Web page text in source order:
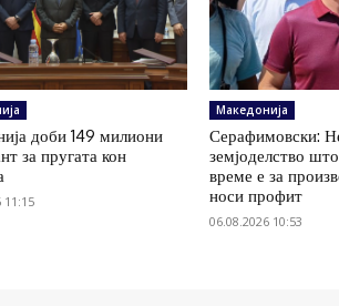
доби 149 милиони
за пругата кон
11:15
Македонија
Серафимовски:
земјоделство
време е за
носи профит
06.08.2026 10:53